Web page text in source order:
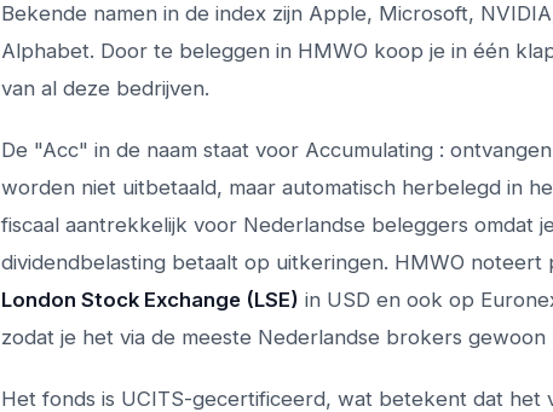
Bekende namen in de index zijn Apple, Microsoft,
Alphabet. Door te beleggen in HMWO koop je in één
van al deze bedrijven.
De "Acc" in de naam staat voor Accumulating :
worden niet uitbetaald, maar automatisch herbelegd in
fiscaal aantrekkelijk voor Nederlandse beleggers omdat
dividendbelasting betaalt op uitkeringen. HMWO noteert
London Stock Exchange (LSE) in USD en ook op
zodat je het via de meeste Nederlandse brokers
Het fonds is UCITS-gecertificeerd, wat betekent dat het